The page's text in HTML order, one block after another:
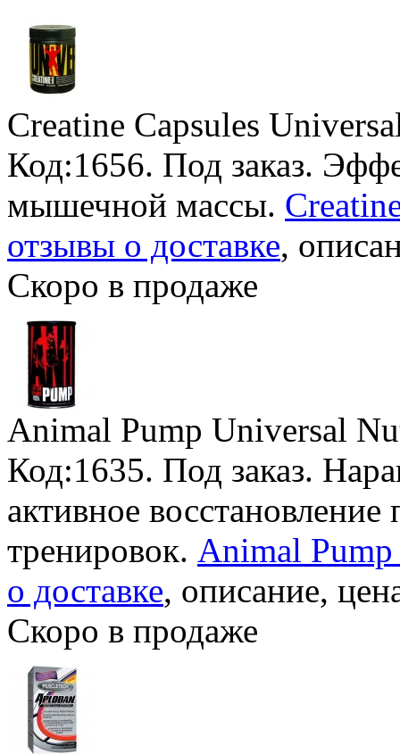
Creatine Capsules
Код:1656. Под заказ.
мышечной массы.
отзывы о доставке,
Скоро в продаже
Animal Pump Universal
Код:1635. Под заказ.
активное
тренировок. Animal Pump
о доставке, описание,
Скоро в продаже